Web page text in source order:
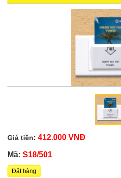
Giá tiền: 412.000 VNĐ
Mã: S18/501
Đặt hàng